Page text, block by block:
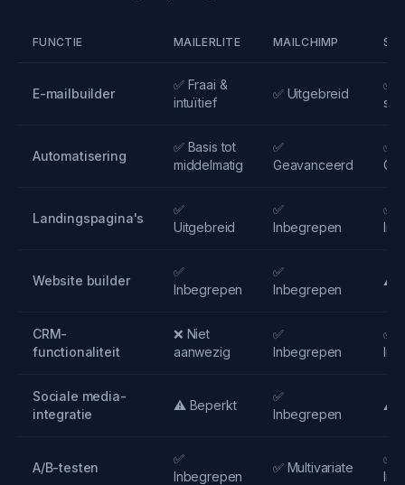
FUNCTIE MAILERLITE MAILCHIMP
E-mailbuilder
✅ Fraai &
intuïtief
✅ Uitgebreid
✅
Automatisering
✅ Basis tot
middelmatig
✅
Geavanceerd
✅
Landingspagina's
✅
Uitgebreid
✅
Inbegrepen
✅
Website builder
✅
Inbegrepen
✅
Inbegrepen
⚠️
CRM-
functionaliteit
❌ Niet
aanwezig
✅
Inbegrepen
✅
Sociale media-
integratie
⚠️ Beperkt
✅
Inbegrepen
⚠️
A/B-testen
✅
Inbegrepen
✅ Multivariate
✅